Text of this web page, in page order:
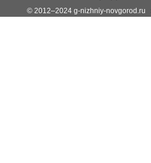
© 2012–2024 g-nizhniy-novgorod.ru